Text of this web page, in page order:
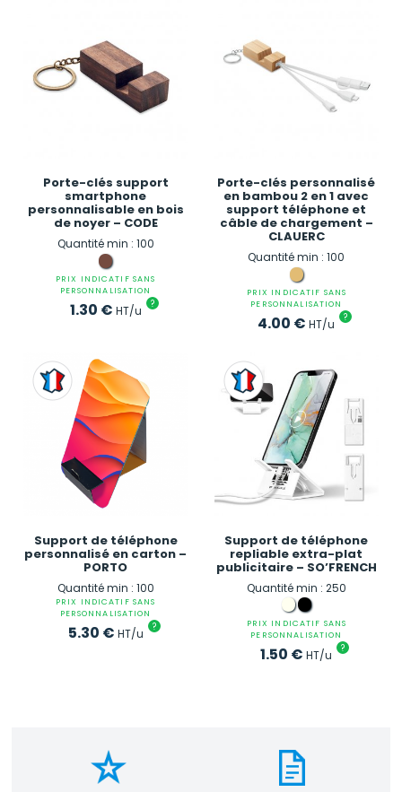
Porte-clés support
smartphone
personnalisable en bois
de noyer – CODE
Quantité min : 100
PRIX INDICATIF SANS
PERSONNALISATION
1.30 € HT/u ?
Porte-clés personnalisé
en bambou 2 en 1 avec
support téléphone et
câble de chargement –
CLAUERC
Quantité min : 100
PRIX INDICATIF SANS
PERSONNALISATION
4.00 € HT/u ?
Support de téléphone
personnalisé en carton –
PORTO
Quantité min : 100
PRIX INDICATIF SANS
PERSONNALISATION
5.30 € HT/u ?
Support de téléphone
repliable extra-plat
publicitaire – SO’FRENCH
Quantité min : 250
PRIX INDICATIF SANS
PERSONNALISATION
1.50 € HT/u ?